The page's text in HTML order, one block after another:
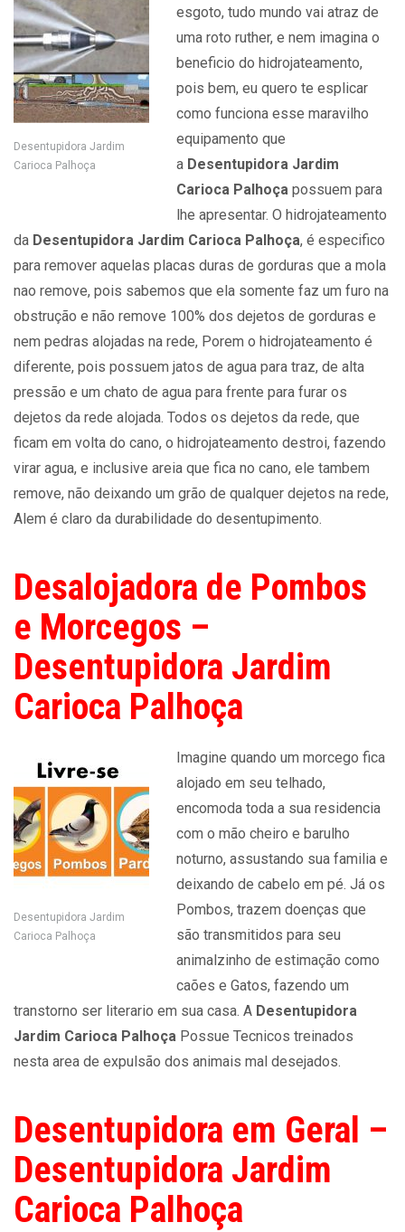
Desentupidora Jardim
Carioca Palhoça
esgoto, tudo mundo vai atraz de
uma roto ruther, e nem imagina o
beneficio do hidrojateamento,
pois bem, eu quero te esplicar
como funciona esse maravilho
equipamento que
a Desentupidora Jardim
Carioca Palhoça possuem para
lhe apresentar. O hidrojateamento
da Desentupidora Jardim Carioca Palhoça, é especifico
para remover aquelas placas duras de gorduras que a mola
nao remove, pois sabemos que ela somente faz um furo na
obstrução e não remove 100% dos dejetos de gorduras e
nem pedras alojadas na rede, Porem o hidrojateamento é
diferente, pois possuem jatos de agua para traz, de alta
pressão e um chato de agua para frente para furar os
dejetos da rede alojada. Todos os dejetos da rede, que
ficam em volta do cano, o hidrojateamento destroi, fazendo
virar agua, e inclusive areia que fica no cano, ele tambem
remove, não deixando um grão de qualquer dejetos na rede,
Alem é claro da durabilidade do desentupimento.
Desalojadora de Pombos
e Morcegos –
Desentupidora Jardim
Carioca Palhoça
Desentupidora Jardim
Carioca Palhoça
Imagine quando um morcego fica
alojado em seu telhado,
encomoda toda a sua residencia
com o mão cheiro e barulho
noturno, assustando sua familia e
deixando de cabelo em pé. Já os
Pombos, trazem doenças que
são transmitidos para seu
animalzinho de estimação como
caões e Gatos, fazendo um
transtorno ser literario em sua casa. A Desentupidora
Jardim Carioca Palhoça Possue Tecnicos treinados
nesta area de expulsão dos animais mal desejados.
Desentupidora em Geral –
Desentupidora Jardim
Carioca Palhoça